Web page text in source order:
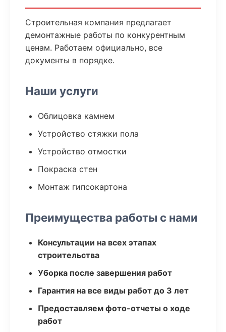
Строительная компания предлагает
демонтажные работы по конкурентным
ценам. Работаем официально, все
документы в порядке.
Наши услуги
Облицовка камнем
Устройство стяжки пола
Устройство отмостки
Покраска стен
Монтаж гипсокартона
Преимущества работы с нами
Консультации на всех этапах
строительства
Уборка после завершения работ
Гарантия на все виды работ до 3 лет
Предоставляем фото-отчеты о ходе
работ